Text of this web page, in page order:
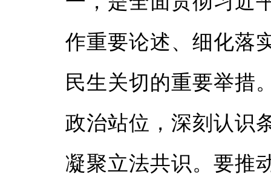
作重要论述、细化落
民生关切的重要举措
政治站位，深刻认识
凝聚立法共识。要推